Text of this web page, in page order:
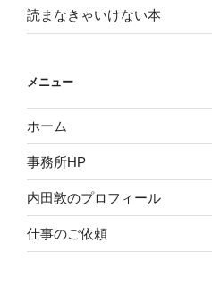
読まなきゃいけない本
メニュー
ホーム
事務所HP
内田敦のプロフィール
仕事のご依頼